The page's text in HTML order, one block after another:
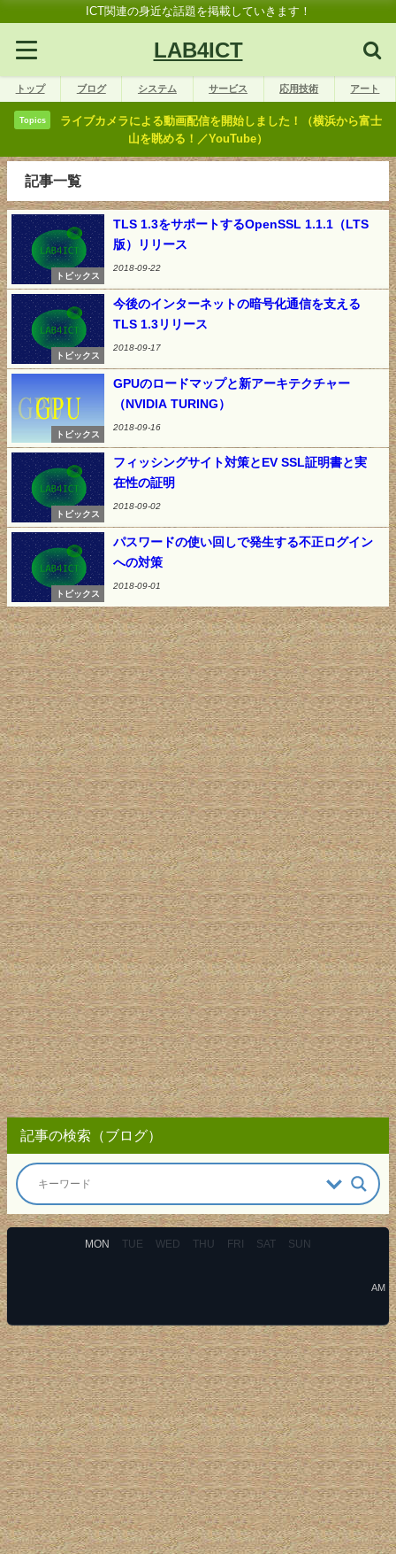
ICT関連の身近な話題を掲載していきます！
LAB4ICT
トップ ブログ システム サービス 応用技術 アート
Topics
ライブカメラによる動画配信を開始しました！（横浜から富士
山を眺める！／YouTube）
記事一覧
トピックス
TLS 1.3をサポートするOpenSSL 1.1.1（LTS
版）リリース
2018-09-22
トピックス
今後のインターネットの暗号化通信を支える
TLS 1.3リリース
2018-09-17
トピックス
GPUのロードマップと新アーキテクチャー
（NVIDIA TURING）
2018-09-16
トピックス
フィッシングサイト対策とEV SSL証明書と実
在性の証明
2018-09-02
トピックス
パスワードの使い回しで発生する不正ログイン
への対策
2018-09-01
記事の検索（ブログ）
MON TUE WED THU FRI SAT SUN
AM